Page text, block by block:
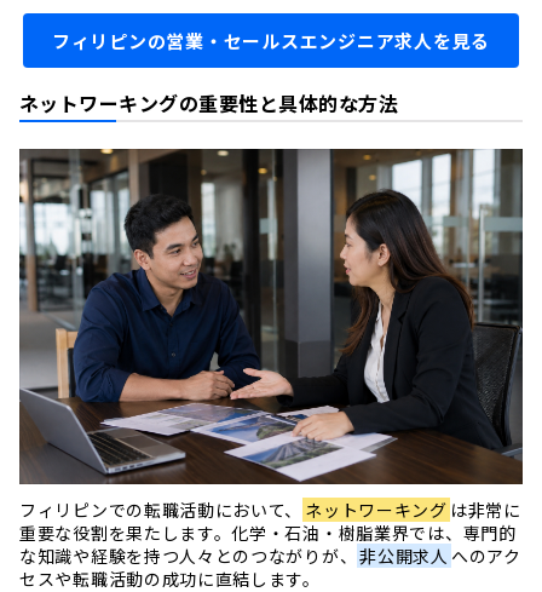
フィリピンの営業・セールスエンジニア求人を見る
ネットワーキングの重要性と具体的な方法
フィリピンでの転職活動において、 ネットワーキング は非常に
重要な役割を果たします。化学・石油・樹脂業界では、専門的
な知識や経験を持つ人々とのつながりが、 非公開求人 へのアク
セスや転職活動の成功に直結します。